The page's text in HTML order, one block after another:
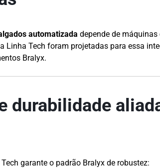
automatizada depende de
Linha Tech foram projetadas para essa
Bralyx.
durabilidade
garante o padrão Bralyx de robustez: